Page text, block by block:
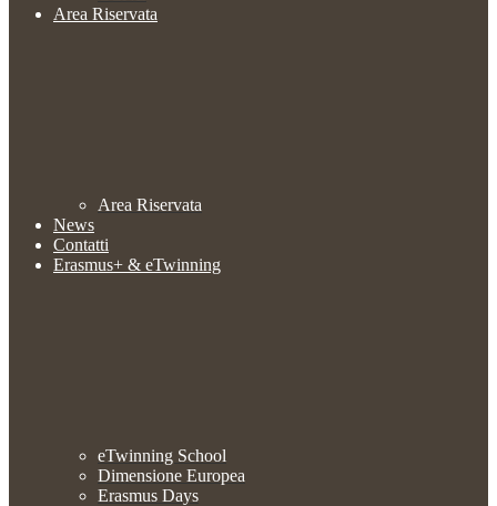
Area Riservata
Area Riservata
News
Contatti
Erasmus+ & eTwinning
eTwinning School
Dimensione Europea
Erasmus Days